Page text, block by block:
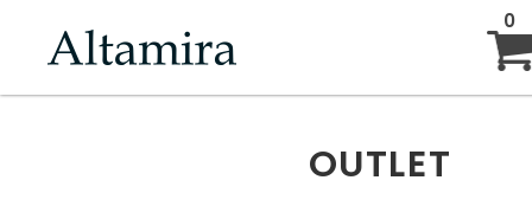
0
ABOUT
OUTLET